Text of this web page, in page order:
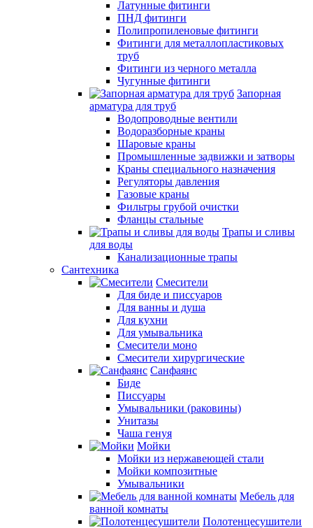
Латунные фитинги
ПНД фитинги
Полипропиленовые фитинги
Фитинги для металлопластиковых
труб
Фитинги из черного металла
Чугунные фитинги
Запорная
арматура для труб
Водопроводные вентили
Водоразборные краны
Шаровые краны
Промышленные задвижки и затворы
Краны специального назначения
Регуляторы давления
Газовые краны
Фильтры грубой очистки
Фланцы стальные
Трапы и сливы
для воды
Канализационные трапы
Сантехника
Смесители
Для биде и писсуаров
Для ванны и душа
Для кухни
Для умывальника
Смесители моно
Смесители хирургические
Санфаянс
Биде
Писсуары
Умывальники (раковины)
Унитазы
Чаша генуя
Мойки
Мойки из нержавеющей стали
Мойки композитные
Умывальники
Мебель для
ванной комнаты
Полотенцесушители